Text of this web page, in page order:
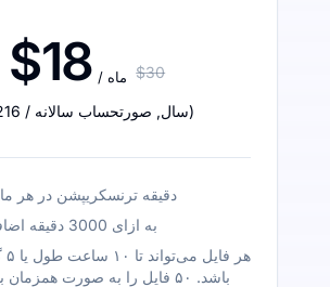
$18 / ماه $30
/ سال, صورتحساب سالانه )
6000 دقیقه ترنسکریپشن در هر
$20 به ازای 3000 دقیقه اضافی
باشد. ۵۰ فایل را به صورت